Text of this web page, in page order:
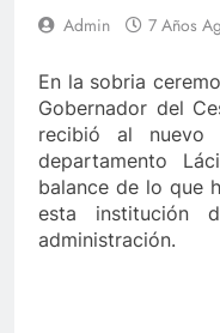
nuevos cupos de
anuncia ampliar
para el combate
Admin 7 Años
En la sobria
Gobernador del
recibió al nuevo
departamento
balance de lo que
esta institución
administración.